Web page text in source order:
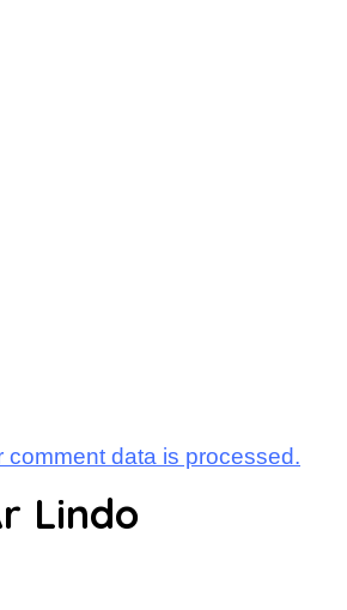
comment data is processed.
Lindo